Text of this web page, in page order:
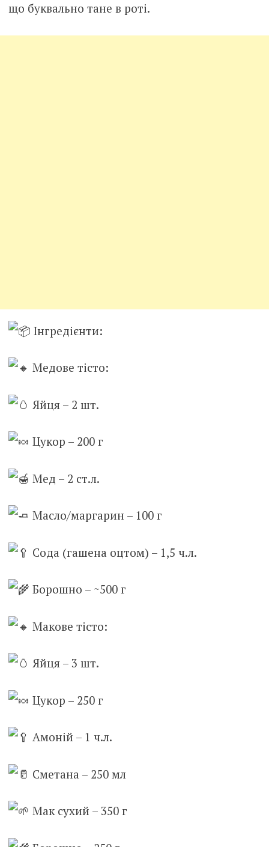
що буквально тане в роті.
Інгредієнти:
Медове тісто:
Яйця – 2 шт.
Цукор – 200 г
Мед – 2 ст.л.
Масло/маргарин – 100 г
Сода (гашена оцтом) – 1,5 ч.л.
Борошно – ~500 г
Макове тісто:
Яйця – 3 шт.
Цукор – 250 г
Амоній – 1 ч.л.
Сметана – 250 мл
Мак сухий – 350 г